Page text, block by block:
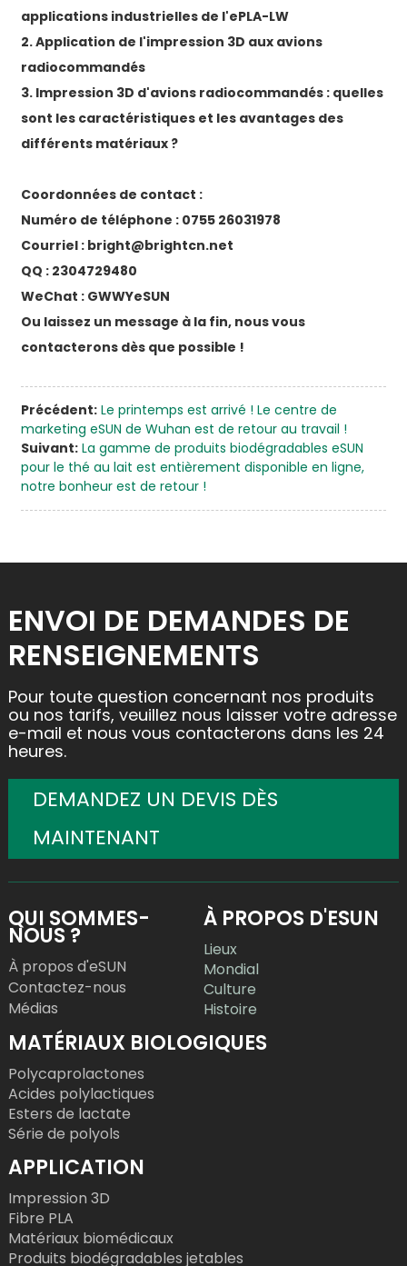
applications industrielles de l'ePLA-LW
2. Application de l'impression 3D aux avions
radiocommandés
3. Impression 3D d'avions radiocommandés : quelles
sont les caractéristiques et les avantages des
différents matériaux ?
Coordonnées de contact :
Numéro de téléphone : 0755 26031978
Courriel : bright@brightcn.net
QQ : 2304729480
WeChat : GWWYeSUN
Ou laissez un message à la fin, nous vous
contacterons dès que possible !
Précédent: Le printemps est arrivé ! Le centre de
marketing eSUN de Wuhan est de retour au travail !
Suivant: La gamme de produits biodégradables eSUN
pour le thé au lait est entièrement disponible en ligne,
notre bonheur est de retour !
ENVOI DE DEMANDES DE
RENSEIGNEMENTS
Pour toute question concernant nos produits
ou nos tarifs, veuillez nous laisser votre adresse
e-mail et nous vous contacterons dans les 24
heures.
DEMANDEZ UN DEVIS DÈS
MAINTENANT
QUI SOMMES-
NOUS ?
À propos d'eSUN
Contactez-nous
Médias
À PROPOS D'ESUN
Lieux
Mondial
Culture
Histoire
MATÉRIAUX BIOLOGIQUES
Polycaprolactones
Acides polylactiques
Esters de lactate
Série de polyols
APPLICATION
Impression 3D
Fibre PLA
Matériaux biomédicaux
Produits biodégradables jetables